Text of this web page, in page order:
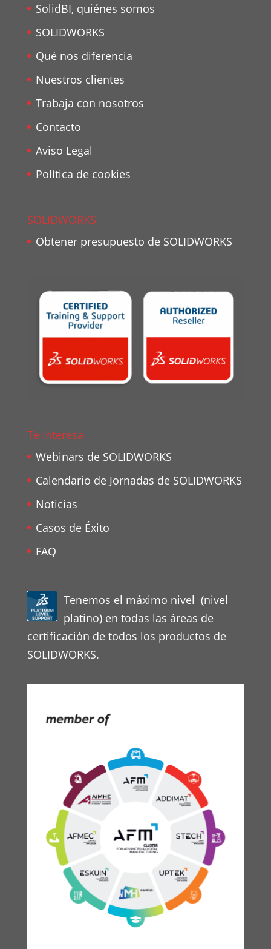
SolidBI, quiénes somos
SOLIDWORKS
Qué nos diferencia
Nuestros clientes
Trabaja con nosotros
Contacto
Aviso Legal
Política de cookies
SOLIDWORKS
Obtener presupuesto de SOLIDWORKS
Te interesa
Webinars de SOLIDWORKS
Calendario de Jornadas de SOLIDWORKS
Noticias
Casos de Éxito
FAQ
Tenemos el máximo nivel (nivel
platino) en todas las áreas de
certificación de todos los productos de
SOLIDWORKS.